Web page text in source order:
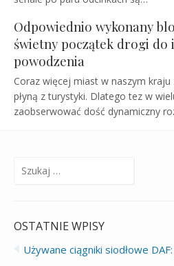
Odpowiednio wykonany
świetny początek drogi
powodzenia
Coraz więcej miast w naszym
płyną z turystyki. Dlatego tez w
zaobserwować dość dynamiczny
Szukaj:
OSTATNIE WPISY
Używane ciągniki siodłowe